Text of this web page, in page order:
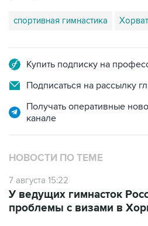
спортивная гимнастика
Купить подписку на
Подписаться на рассылку
Получать оперативные
канале
НОВОСТИ ПО ТЕМЕ
7 августа 15:22
У ведущих гимнасток
проблемы с визами в